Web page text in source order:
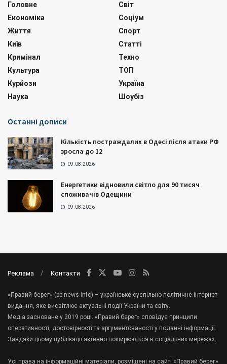
Головне
Економіка
Життя
Київ
Кримінал
Культура
Курйози
Наука
Світ
Соціум
Спорт
Статті
Техно
ТОП
Україна
Шоубіз
Останні дописи
Кількість постраждалих в Одесі після атаки РФ
зросла до 12
09.08.2026
Енергетики відновили світло для 90 тисяч
споживачів Одещини
09.08.2026
Реклама Контакти
«Правий берег» (pb-news.info) – українське суспільно-політичне інтернет-
видання, яке висвітлює актуальні події України та світу.
Медіа засноване у 2019 році. «Правий берег» сповідує принципи
оперативності, достовірності та аргументованості у поданні інформації.
Завдяки цьому публікації активно поширюються в соціальних мережах.
Усі права на інформаційні матеріали, розміщені на сайті «Правий берег»